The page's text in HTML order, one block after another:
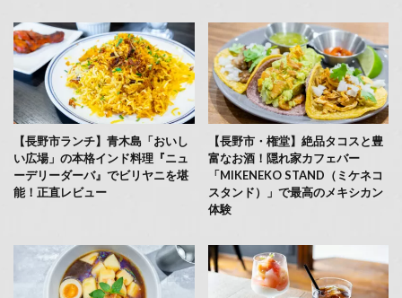
【長野市ランチ】青木島「おいし
い広場」の本格インド料理『ニュ
ーデリーダーバ』でビリヤニを堪
能！正直レビュー
【長野市・権堂】絶品タコスと豊
富なお酒！隠れ家カフェバー
「MIKENEKO STAND（ミケネコ
スタンド）」で最高のメキシカン
体験